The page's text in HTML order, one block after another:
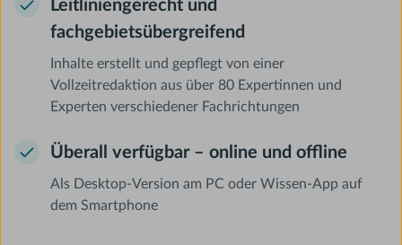
Leitliniengerecht und
fachgebietsübergreifend
Inhalte erstellt und gepflegt von einer
Vollzeitredaktion aus über 80 Expertinnen und
Experten verschiedener Fachrichtungen
Überall verfügbar – online und offline
Als Desktop-Version am PC oder Wissen-App auf
dem Smartphone